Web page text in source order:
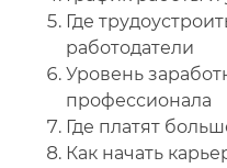
Где
работодатели
Уровень
профессионала
Где платят
Как начать